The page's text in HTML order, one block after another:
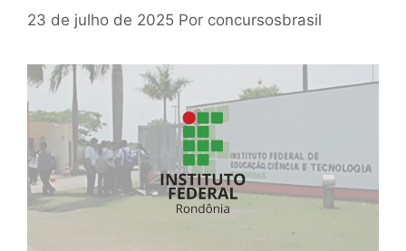
23 de julho de 2025 Por concursosbrasil